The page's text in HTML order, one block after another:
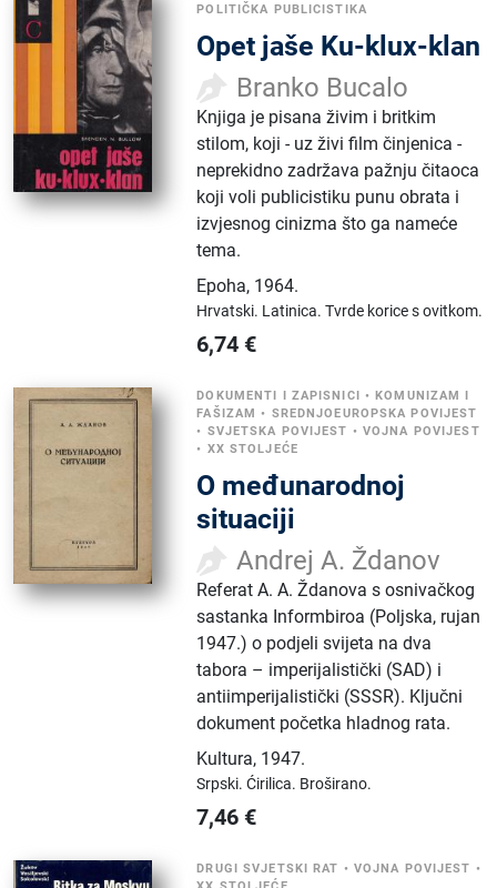
POLITIČKA PUBLICISTIKA
Opet jaše Ku-klux-klan
Branko Bucalo
Knjiga je pisana živim i britkim
stilom, koji - uz živi film činjenica -
neprekidno zadržava pažnju čitaoca
koji voli publicistiku punu obrata i
izvjesnog cinizma što ga nameće
tema.
Epoha, 1964.
Hrvatski. Latinica.Tvrde korice s ovitkom.
6,74 €
DOKUMENTI I ZAPISNICI •KOMUNIZAM I
FAŠIZAM • SREDNJOEUROPSKA POVIJEST
• SVJETSKA POVIJEST • VOJNA POVIJEST
• XX STOLJEĆE
O međunarodnoj
situaciji
Andrej A. Ždanov
Referat A. A. Ždanova s osnivačkog
sastanka Informbiroa (Poljska, rujan
1947.) o podjeli svijeta na dva
tabora – imperijalistički (SAD) i
antiimperijalistički (SSSR). Ključni
dokument početka hladnog rata.
Kultura, 1947.
Srpski.Ćirilica. Broširano.
7,46 €
DRUGI SVJETSKI RAT • VOJNA POVIJEST •